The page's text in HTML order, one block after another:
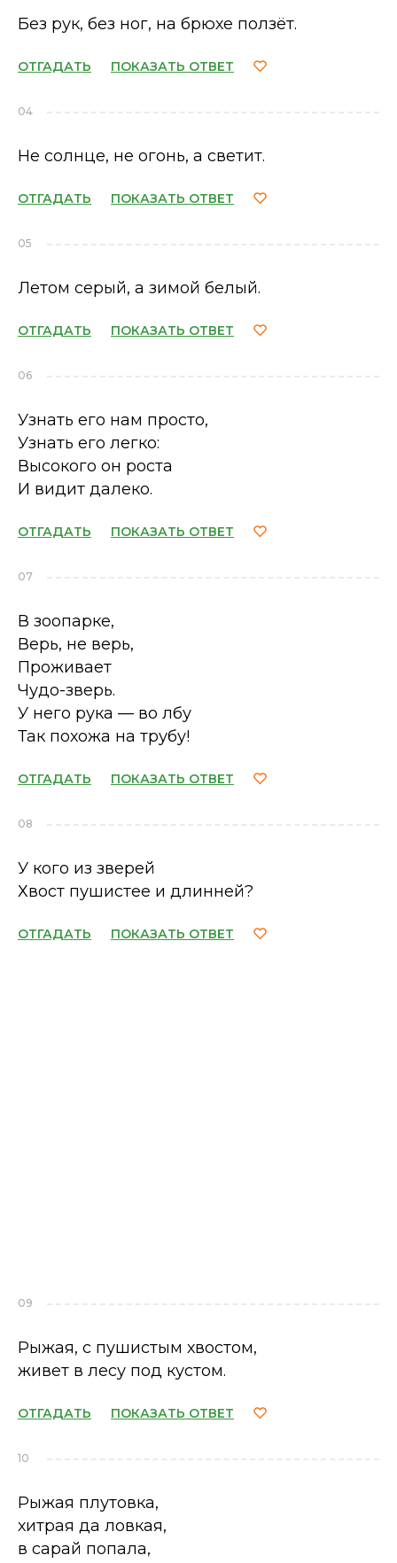
Без рук, без ног, на брюхе ползёт.
ОТГАДАТЬ ПОКАЗАТЬ ОТВЕТ
04
Не солнце, не огонь, а светит.
ОТГАДАТЬ ПОКАЗАТЬ ОТВЕТ
05
Летом серый, а зимой белый.
ОТГАДАТЬ ПОКАЗАТЬ ОТВЕТ
06
Узнать его нам просто,
Узнать его легко:
Высокого он роста
И видит далеко.
ОТГАДАТЬ ПОКАЗАТЬ ОТВЕТ
07
В зоопарке,
Верь, не верь,
Проживает
Чудо-зверь.
У него рука — во лбу
Так похожа на трубу!
ОТГАДАТЬ ПОКАЗАТЬ ОТВЕТ
08
У кого из зверей
Хвост пушистее и длинней?
ОТГАДАТЬ ПОКАЗАТЬ ОТВЕТ
09
Рыжая, с пушистым хвостом,
живет в лесу под кустом.
ОТГАДАТЬ ПОКАЗАТЬ ОТВЕТ
10
Рыжая плутовка,
хитрая да ловкая,
в сарай попала,